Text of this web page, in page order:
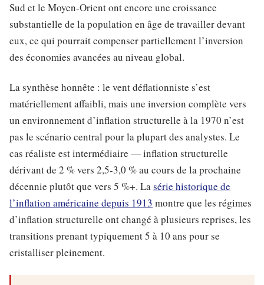
Sud et le Moyen-Orient ont encore une croissance
substantielle de la population en âge de travailler devant
eux, ce qui pourrait compenser partiellement l’inversion
des économies avancées au niveau global.
La synthèse honnête : le vent déflationniste s’est
matériellement affaibli, mais une inversion complète vers
un environnement d’inflation structurelle à la 1970 n’est
pas le scénario central pour la plupart des analystes. Le
cas réaliste est intermédiaire — inflation structurelle
dérivant de 2 % vers 2,5-3,0 % au cours de la prochaine
décennie plutôt que vers 5 %+. Lasérie historique de
l’inflation américaine depuis 1913 montre que les régimes
d’inflation structurelle ont changé à plusieurs reprises, les
transitions prenant typiquement 5 à 10 ans pour se
cristalliser pleinement.